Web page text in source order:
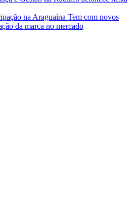
na Araguaína Tem com novos
da marca no mercado